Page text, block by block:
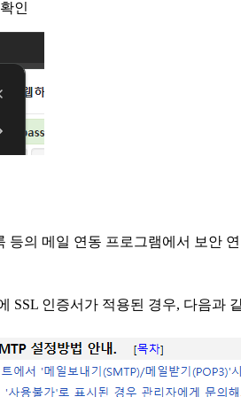
인
등의 메일 연동 프로그램에서 보안
SSL 인증서가 적용된 경우, 다음과